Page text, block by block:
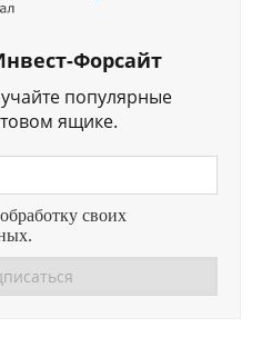
Форсайт
популярные
ящике.
своих